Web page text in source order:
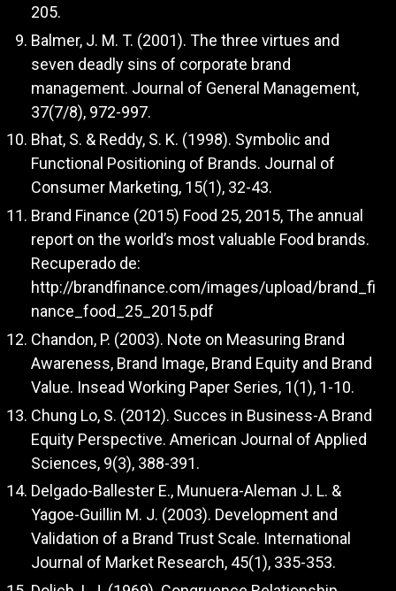
205.
Balmer, J. M. T. (2001). The three virtues and
seven deadly sins of corporate brand
management. Journal of General Management,
37(7/8), 972-997.
Bhat, S. & Reddy, S. K. (1998). Symbolic and
Functional Positioning of Brands. Journal of
Consumer Marketing, 15(1), 32-43.
Brand Finance (2015) Food 25, 2015, The annual
report on the world’s most valuable Food brands.
Recuperado de:
http://brandfinance.com/images/upload/brand_fi
nance_food_25_2015.pdf
Chandon, P. (2003). Note on Measuring Brand
Awareness, Brand Image, Brand Equity and Brand
Value. Insead Working Paper Series, 1(1), 1-10.
Chung Lo, S. (2012). Succes in Business-A Brand
Equity Perspective. American Journal of Applied
Sciences, 9(3), 388-391.
Delgado-Ballester E., Munuera-Aleman J. L. &
Yagoe-Guillin M. J. (2003). Development and
Validation of a Brand Trust Scale. International
Journal of Market Research, 45(1), 335-353.